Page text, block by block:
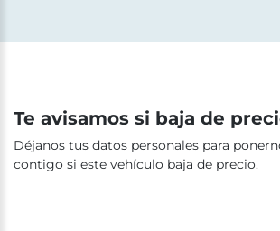
Te avisamos si baja de
Déjanos tus datos personales para
contigo si este vehículo baja de precio.